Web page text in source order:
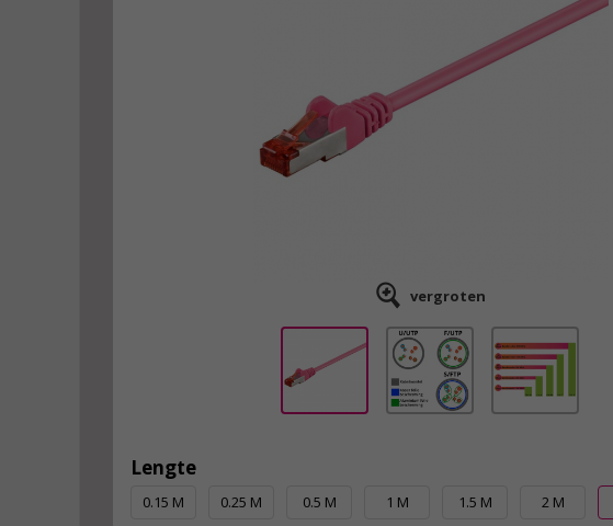
vergroten
Lengte
0.15 M 0.25 M 0.5 M 1 M 1.5 M 2 M